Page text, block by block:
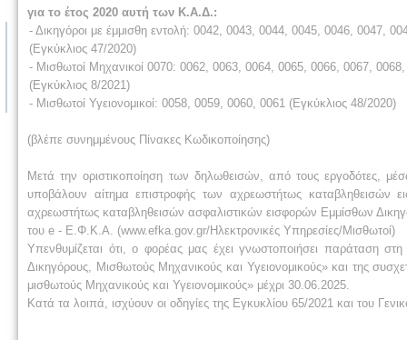
για το έτος 2020 αυτή των Κ.Α.Δ.:
- Δικηγόροι με έμμισθη εντολή: 0042, 0043, 0044, 0045, 0046, 0047,
(Εγκύκλιος 47/2020)
- Μισθωτοί Μηχανικοί 0070: 0062, 0063, 0064, 0065, 0066, 0067,
(Εγκύκλιος 8/2021)
- Μισθωτοί Υγειονομικοί: 0058, 0059, 0060, 0061 (Εγκύκλιος 48/2020)
(βλέπε συνημμένους Πίνακες Κωδικοποίησης)
Μετά την οριστικοποίηση των δηλωθεισών, από τους εργοδότες,
υποβάλουν αίτημα επιστροφής των αχρεωστήτως καταβληθεισών
αχρεωστήτως καταβληθεισών ασφαλιστικών εισφορών Εμμίσθων
του e - Ε.Φ.Κ.Α. (www.efka.gov.gr/Ηλεκτρονικές Υπηρεσίες/Μισθωτοί)
Υπενθυμίζεται ότι, ο φορέας μας έχει γνωστοποιήσει παράταση
Δικηγόρους, Μισθωτούς Μηχανικούς και Υγειονομικούς» και της
μισθωτούς Μηχανικούς και Υγειονομικούς» μέχρι 30.06.2025.
Κατά τα λοιπά, ισχύουν οι οδηγίες της Εγκυκλίου 65/2021 και του